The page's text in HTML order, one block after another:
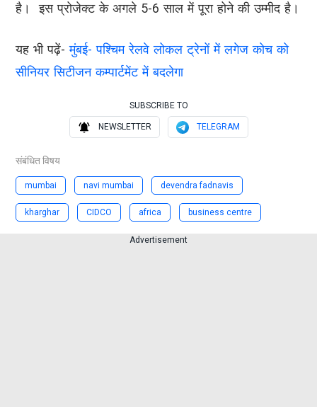
है। इस प्रोजेक्ट के अगले 5-6 साल में पूरा होने की उम्मीद है।
यह भी पढ़ें-मुंबई- पश्चिम रेलवे लोकल ट्रेनों में लगेज कोच को
सीनियर सिटीजन कम्पार्टमेंट में बदलेगा
SUBSCRIBE TO
NEWSLETTER TELEGRAM
संबंधित विषय
mumbai navi mumbai devendra fadnavis
kharghar CIDCO africa business centre
Advertisement